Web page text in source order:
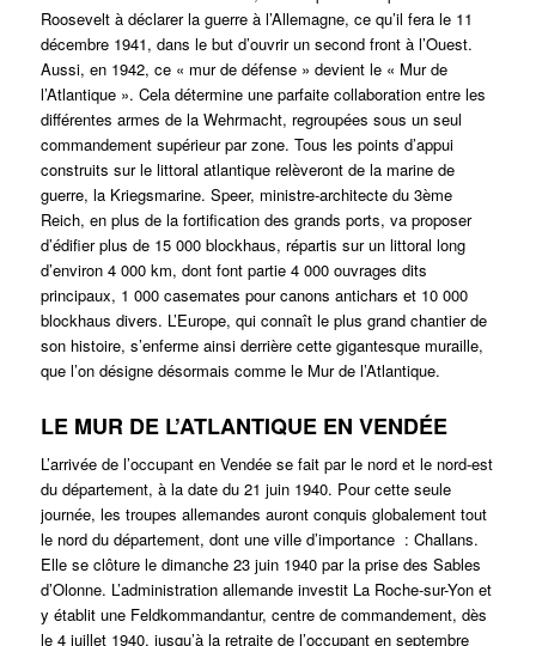
Roosevelt à déclarer la guerre à l’Allemagne, ce qu’il fera le 11
décembre 1941, dans le but d’ouvrir un second front à l’Ouest.
Aussi, en 1942, ce « mur de défense » devient le « Mur de
l’Atlantique ». Cela détermine une parfaite collaboration entre les
différentes armes de la Wehrmacht, regroupées sous un seul
commandement supérieur par zone. Tous les points d’appui
construits sur le littoral atlantique relèveront de la marine de
guerre, la Kriegsmarine. Speer, ministre-architecte du 3ème
Reich, en plus de la fortification des grands ports, va proposer
d’édifier plus de 15 000 blockhaus, répartis sur un littoral long
d’environ 4 000 km, dont font partie 4 000 ouvrages dits
principaux, 1 000 casemates pour canons antichars et 10 000
blockhaus divers. L’Europe, qui connaît le plus grand chantier de
son histoire, s’enferme ainsi derrière cette gigantesque muraille,
que l’on désigne désormais comme le Mur de l’Atlantique.
LE MUR DE L’ATLANTIQUE EN VENDÉE
L’arrivée de l’occupant en Vendée se fait par le nord et le nord-est
du département, à la date du 21 juin 1940. Pour cette seule
journée, les troupes allemandes auront conquis globalement tout
le nord du département, dont une ville d’importance : Challans.
Elle se clôture le dimanche 23 juin 1940 par la prise des Sables
d’Olonne. L’administration allemande investit La Roche-sur-Yon et
y établit une Feldkommandantur, centre de commandement, dès
le 4 juillet 1940, jusqu’à la retraite de l’occupant en septembre